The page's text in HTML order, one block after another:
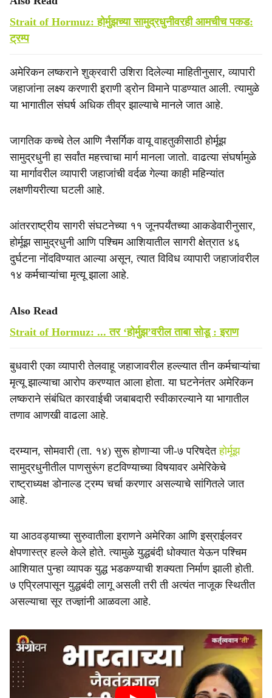
Strait of Hormuz: होर्मुझच्या सामुद्रधुनीवरही आमचीच पकड:
ट्रम्प
अमेरिकन लष्कराने शुक्रवारी उशिरा दिलेल्या माहितीनुसार, व्यापारी
जहाजांना लक्ष्य करणारी इराणी ड्रोन विमाने पाडण्यात आली. त्यामुळे
या भागातील संघर्ष अधिक तीव्र झाल्याचे मानले जात आहे.
जागतिक कच्चे तेल आणि नैसर्गिक वायू वाहतुकीसाठी होर्मूझ
सामुद्रधुनी हा सर्वांत महत्त्वाचा मार्ग मानला जातो. वाढत्या संघर्षामुळे
या मार्गावरील व्यापारी जहाजांची वर्दळ गेल्या काही महिन्यांत
लक्षणीयरीत्या घटली आहे.
आंतरराष्ट्रीय सागरी संघटनेच्या ११ जूनपर्यंतच्या आकडेवारीनुसार,
होर्मूझ सामुद्रधुनी आणि पश्‍चिम आशियातील सागरी क्षेत्रात ४६
दुर्घटना नोंदविण्यात आल्या असून, त्यात विविध व्यापारी जहाजांवरील
१४ कर्मचाऱ्यांचा मृत्यू झाला आहे.
Also Read
Strait of Hormuz: ... तर ‘होर्मुझ’वरील ताबा सोडू : इराण
बुधवारी एका व्यापारी तेलवाहू जहाजावरील हल्ल्यात तीन कर्मचाऱ्यांचा
मृत्यू झाल्याचा आरोप करण्यात आला होता. या घटनेनंतर अमेरिकन
लष्कराने संबंधित कारवाईची जबाबदारी स्वीकारल्याने या भागातील
तणाव आणखी वाढला आहे.
दरम्यान, सोमवारी (ता. १४) सुरू होणाऱ्या जी-७ परिषदेतहोर्मूझ
सामुद्रधुनीतील पाणसुरूंग हटविण्याच्या विषयावर अमेरिकेचे
राष्ट्राध्यक्ष डोनाल्ड ट्रम्प चर्चा करणार असल्याचे सांगितले जात
आहे.
या आठवड्याच्या सुरुवातीला इराणने अमेरिका आणि इस्राईलवर
क्षेपणास्त्र हल्ले केले होते. त्यामुळे युद्धबंदी धोक्यात येऊन पश्‍चिम
आशियात पुन्हा व्यापक युद्ध भडकण्याची शक्यता निर्माण झाली होती.
७ एप्रिलपासून युद्धबंदी लागू असली तरी ती अत्यंत नाजूक स्थितीत
असल्याचा सूर तज्ज्ञांनी आळवला आहे.